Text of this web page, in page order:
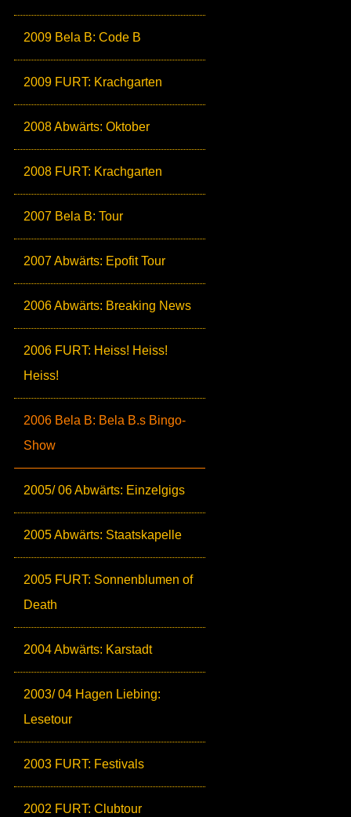
2009 Bela B: Code B
2009 FURT: Krachgarten
2008 Abwärts: Oktober
2008 FURT: Krachgarten
2007 Bela B: Tour
2007 Abwärts: Epofit Tour
2006 Abwärts: Breaking News
2006 FURT: Heiss! Heiss!
Heiss!
2006 Bela B: Bela B.s Bingo-
Show
2005/ 06 Abwärts: Einzelgigs
2005 Abwärts: Staatskapelle
2005 FURT: Sonnenblumen of
Death
2004 Abwärts: Karstadt
2003/ 04 Hagen Liebing:
Lesetour
2003 FURT: Festivals
2002 FURT: Clubtour